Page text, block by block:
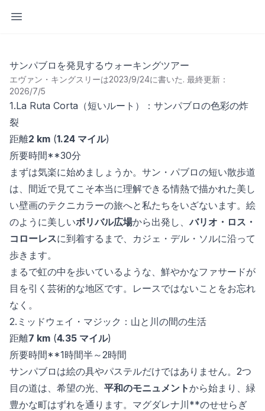
サイドバーを開く
サンパブロを発見するウォーキングツアー
エヴァン・キングスリーは2023/9/24に書いた. 最終更新：
2026/7/5
1.La Ruta Corta（短いルート）：サンパブロの色彩の炸
裂
距離2 km (1.24 マイル)
所要時間**30分
まずは気楽に始めましょうか。サン・パブロの短い散歩道
は、間近で見てこそ本当に理解できる情熱で描かれた美し
い壁画のテクニカラーの旅へと私たちをいざないます。絵
のように美しいボリバル広場から出発し、バリオ・ロス・
コローレスに到着するまで、カジェ・デル・ソルに沿って
歩きます。
まるで虹の中を歩いているような、鮮やかなファサードが
目を引く芸術的な地区です。レースではないことをお忘れ
なく。
2.ミッドウェイ・マジック：山と川の間の生活
距離7 km (4.35 マイル)
所要時間**1時間半～2時間
サンパブロは絵の具やパステルだけではありません。2つ
目の道は、希望の光、 平和のモニュメントから始まり、緑
豊かな町はずれを通ります。マグダレナ川**のせせらぎ